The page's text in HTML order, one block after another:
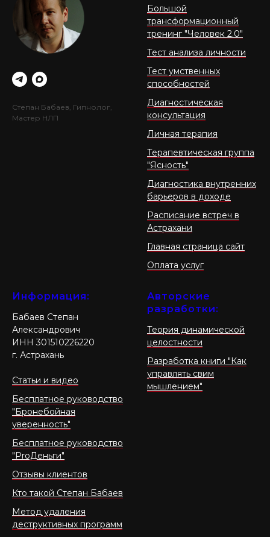
Степан Бабаев, Гипнолог,
Мастер НЛП
Большой
трансформационный
тренинг "Человек 2.0"
Тест анализа личности
Тест умственных
способностей
Диагностическая
консультация
Личная терапия
Терапевтическая группа
"Ясность"
Диагностика внутренних
барьеров в доходе
Расписание встреч в
Астрахани
Главная страница сайт
Оплата услуг
Информация:
Бабаев Степан
Александрович
ИНН 301510226220
г. Астрахань
Статьи и видео
Бесплатное руководство
"Бронебойная
уверенность"
Бесплатное руководство
"ProДеньги"
Отзывы клиентов
Кто такой Степан Бабаев
Метод удаления
деструктивных программ
Авторские
разработки:
Теория динамической
целостности
Разработка книги "Как
управлять свим
мышлением"